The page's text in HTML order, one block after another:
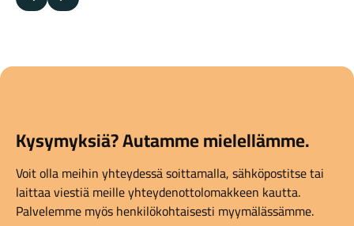
Kysymyksiä? Autamme mielellämme.
Voit olla meihin yhteydessä soittamalla, sähköpostitse tai
laittaa viestiä meille yhteydenottolomakkeen kautta.
Palvelemme myös henkilökohtaisesti myymälässämme.